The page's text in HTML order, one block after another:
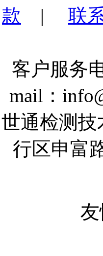
款 | 联
客户服
mail：
世通检测
行区申富